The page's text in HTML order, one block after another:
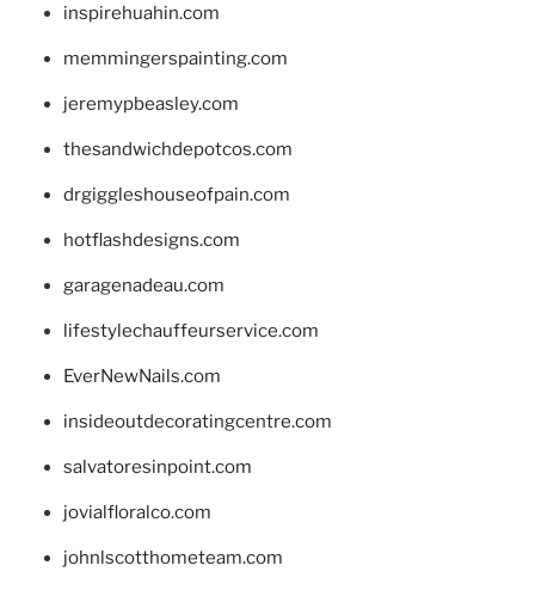
inspirehuahin.com
memmingerspainting.com
jeremypbeasley.com
thesandwichdepotcos.com
drgiggleshouseofpain.com
hotflashdesigns.com
garagenadeau.com
lifestylechauffeurservice.com
EverNewNails.com
insideoutdecoratingcentre.com
salvatoresinpoint.com
jovialfloralco.com
johnlscotthometeam.com